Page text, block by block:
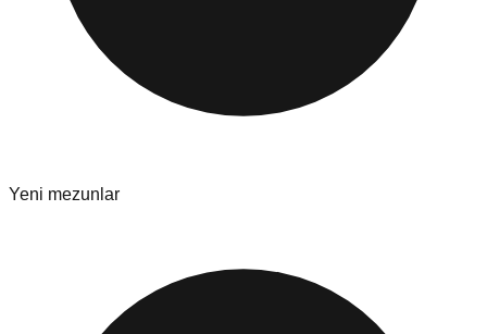
Yeni mezunlar